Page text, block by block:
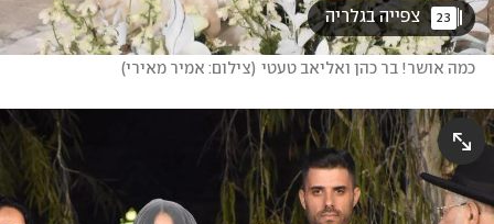
23 צפייה בגלריה
כמה אושר! בר כהן ואליאב טעטי (צילום: אמיר מאירי)